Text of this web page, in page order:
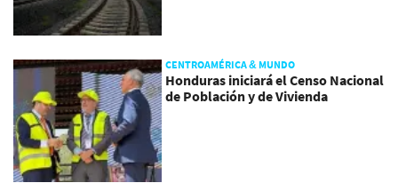
CENTROAMÉRICA & MUNDO
Honduras iniciará el Censo Nacional
de Población y de Vivienda